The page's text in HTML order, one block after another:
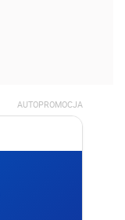
AUTOPROMOCJA